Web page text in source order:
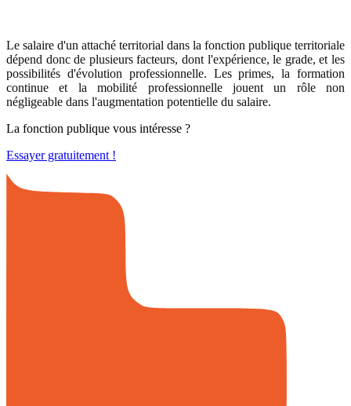
Le salaire d'un attaché territorial dans la fonction publique territoriale
dépend donc de plusieurs facteurs, dont l'expérience, le grade, et les
possibilités d'évolution professionnelle. Les primes, la formation
continue et la mobilité professionnelle jouent un rôle non
négligeable dans l'augmentation potentielle du salaire.
La fonction publique vous intéresse ?
Essayer gratuitement !